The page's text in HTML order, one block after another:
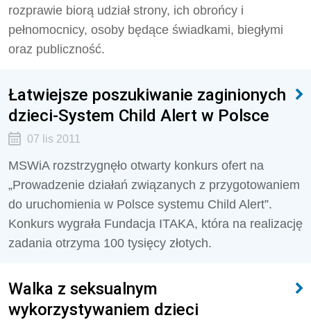
rozprawie biorą udział strony, ich obrońcy i
pełnomocnicy, osoby będące świadkami, biegłymi
oraz publiczność.
Łatwiejsze poszukiwanie zaginionych
dzieci-System Child Alert w Polsce
07 lis 2011
MSWiA rozstrzygnęło otwarty konkurs ofert na
„Prowadzenie działań związanych z przygotowaniem
do uruchomienia w Polsce systemu Child Alert”.
Konkurs wygrała Fundacja ITAKA, która na realizację
zadania otrzyma 100 tysięcy złotych.
Walka z seksualnym
wykorzystywaniem dzieci